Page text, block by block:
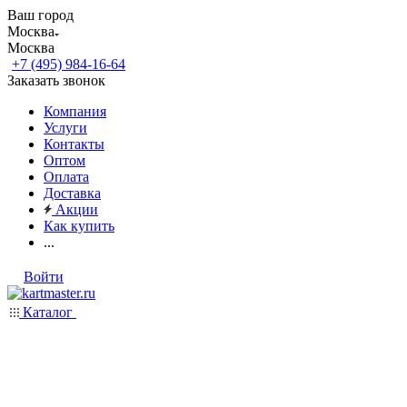
Ваш город
Москва
Москва
+7 (495) 984-16-64
Заказать звонок
Компания
Услуги
Контакты
Оптом
Оплата
Доставка
Акции
Как купить
...
Войти
Каталог